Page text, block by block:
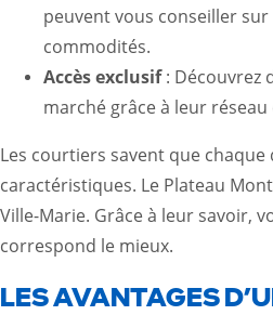
peuvent vous conseiller
commodités.
Accès exclusif: Découvrez
marché grâce à leur
Les courtiers savent que
caractéristiques. Le Plateau
Ville-Marie. Grâce à leur savoir,
correspond le mieux.
LES AVANTAGES